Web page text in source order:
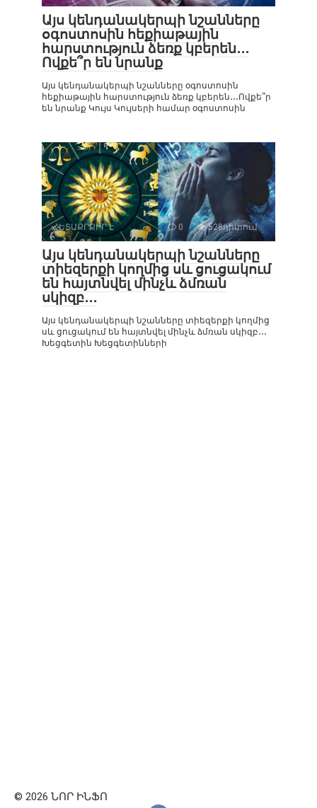
Այս կենդանակերպի նշանները
օգոստոսին հեքիաթային
հարստություն ձեռք կբերեն․․․
Ովքե՞ր են նրանք
Այս կենդանակերպի նշանները օգոստոսին
հեքիաթային հարստություն ձեռք կբերեն․․․Ովքե՞ր
են նրանք Կույս Կույսերի համար օգոստոսին
ՀԵՏԱՔՐՔԻՐ Է 0 528դիտում
Այս կենդանակերպի նշանները
տիեզերքի կողմից սև ցուցակում
են հայտնվել մինչև ձմռան
սկիզբ․․․
Այս կենդանակերպի նշանները տիեզերքի կողմից
սև ցուցակում են հայտնվել մինչև ձմռան սկիզբ․․․
Խեցգետին Խեցգետինների
© 2026 ՆՈՐ ԻՆՖՈ